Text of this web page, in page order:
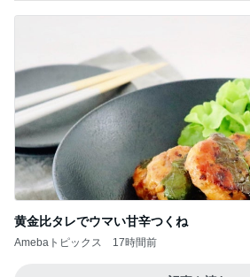
黄金比タレでウマい甘辛つくね
Amebaトピックス 17時間前